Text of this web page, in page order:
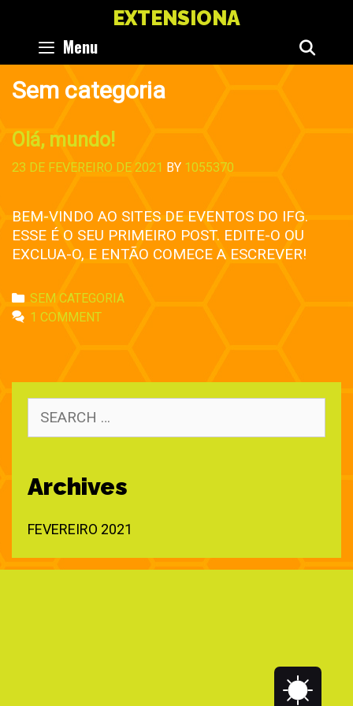
CONTENT
EXTENSIONA
Menu
Sem categoria
Olá, mundo!
23 DE FEVEREIRO DE 2021 BY 1055370
BEM-VINDO AO SITES DE EVENTOS DO IFG.
ESSE É O SEU PRIMEIRO POST. EDITE-O OU
EXCLUA-O, E ENTÃO COMECE A ESCREVER!
CATEGORIES
SEM CATEGORIA
1 COMMENT
FOR:
Archives
FEVEREIRO 2021